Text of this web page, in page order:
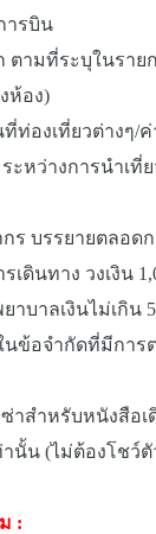
ารบิน
ตามที่ระบุในราย
ห้อง)
ท่องเที่ยวต่างๆ/
ะหว่างการนำเที่
ร บรรยายตลอดก
เดินทาง วงเงิน
าบาลเงินไม่เกิน
นข้อจำกัดที่มีการ
าสำหรับหนังสือเ
นั้น (ไม่ต้องโชว์ตั
: